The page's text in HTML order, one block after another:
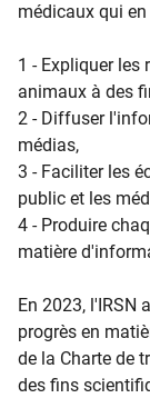
médicaux qui
1 - Expliquer les
animaux à des
2 - Diffuser
médias,
3 - Faciliter les
public et les
4 - Produire
matière
En 2023, l'IRSN
progrès en
de la Charte de
des fins